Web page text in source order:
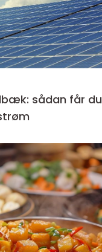
sådan får